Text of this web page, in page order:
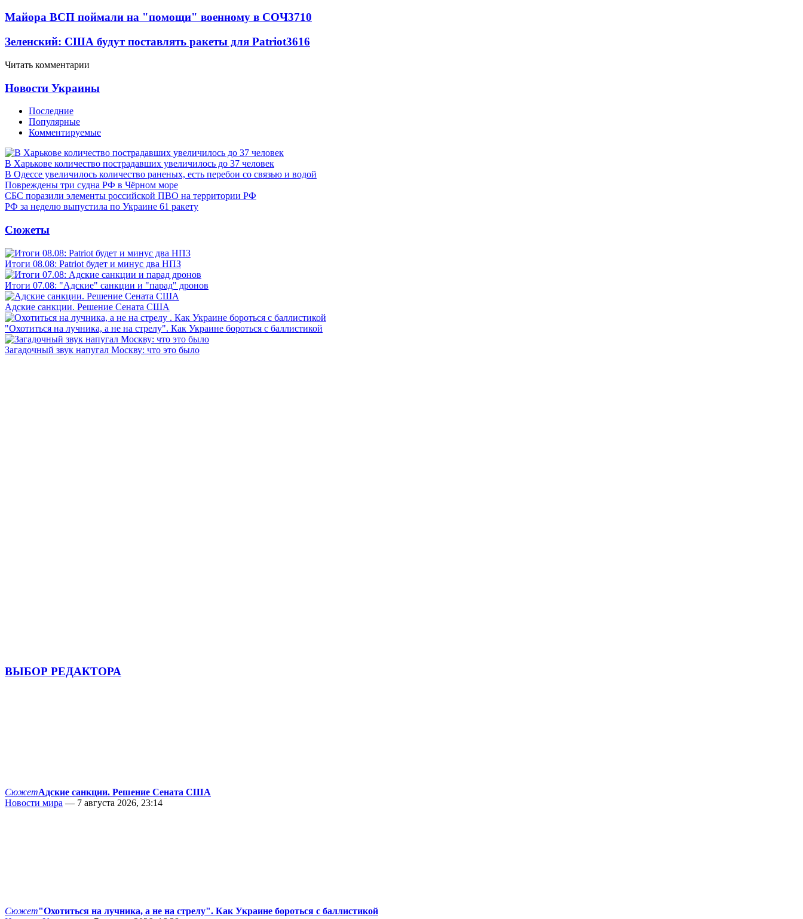
Майора ВСП поймали на "помощи" военному в СОЧ3710
Зеленский: США будут поставлять ракеты для Patriot3616
Читать комментарии
Новости Украины
Последние
Популярные
Комментируемые
В Харькове количество пострадавших увеличилось до 37 человек
В Одессе увеличилось количество раненых, есть перебои со связью и водой
Повреждены три судна РФ в Чёрном море
СБС поразили элементы российской ПВО на территории РФ
РФ за неделю выпустила по Украине 61 ракету
Сюжеты
Итоги 08.08: Patriot будет и минус два НПЗ
Итоги 07.08: "Адские" санкции и "парад" дронов
Адские санкции. Решение Сената США
"Охотиться на лучника, а не на стрелу". Как Украине бороться с баллистикой
Загадочный звук напугал Москву: что это было
ВЫБОР РЕДАКТОРА
СюжетАдские санкции. Решение Сената США
Новости мира — 7 августа 2026, 23:14
Сюжет"Охотиться на лучника, а не на стрелу". Как Украине бороться с баллистикой